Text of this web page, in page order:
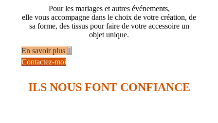
Pour les mariages et autres événements,
elle vous accompagne dans le choix de votre création, de
sa forme, des tissus pour faire de votre accessoire un
objet unique.
En savoir plus
Contactez-moi
ILS NOUS FONT CONFIANCE